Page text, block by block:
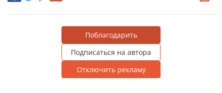
Поблагодарить
Подписаться на автора
Отключить рекламу